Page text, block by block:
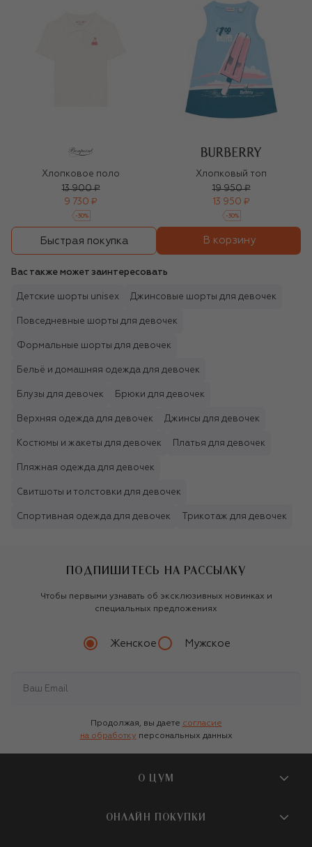
Хлопковое поло
13 900 ₽
9 730 ₽
-30%
Хлопковый топ
19 950 ₽
13 950 ₽
-30%
Быстрая покупка В корзину
Вас также может заинтересовать
Детские шорты unisex Джинсовые шорты для девочек
Повседневные шорты для девочек
Формальные шорты для девочек
Бельё и домашняя одежда для девочек
Блузы для девочек Брюки для девочек
Верхняя одежда для девочек Джинсы для девочек
Костюмы и жакеты для девочек Платья для девочек
Пляжная одежда для девочек
Свитшоты и толстовки для девочек
Спортивная одежда для девочек Трикотаж для девочек
ПОДПИШИТЕСЬ НА РАССЫЛКУ
Чтобы первыми узнавать об эксклюзивных новинках и
специальных предложениях
Женское Мужское
Продолжая, вы даете согласие
на обработку персональных данных
О ЦУМ
О магазине
ОНЛАЙН ПОКУПКИ